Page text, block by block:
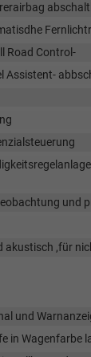
Road Control-
Assistent-
und
akustisch ,für
und
in Wagenfarbe